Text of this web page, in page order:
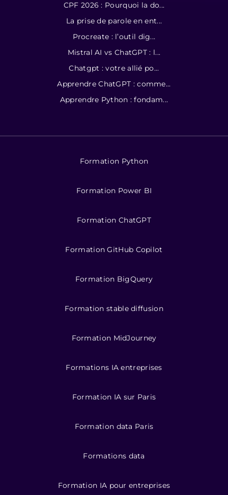
CPF 2026 : Pourquoi la do...
La prise de parole en ent...
Procreate : l’outil dig...
Mistral AI vs ChatGPT : l...
Chatgpt : votre allié po...
Apprendre ChatGPT : comme...
Apprendre Python : fondam...
Formation Python
Formation Power BI
Formation ChatGPT
Formation GitHub Copilot
Formation BigQuery
Formation stable diffusion
Formation MidJourney
Formations IA entreprises
Formation IA sur Paris
Formation data Paris
Formations data
Formation IA pour entreprises